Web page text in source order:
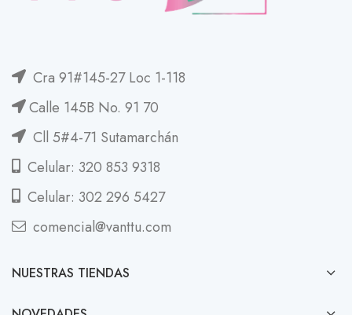
Cra 91#145-27 Loc 1-118
Calle 145B No. 91 70
Cll 5#4-71 Sutamarchán
Celular: 320 853 9318
Celular: 302 296 5427
comencial@vanttu.com
NUESTRAS TIENDAS